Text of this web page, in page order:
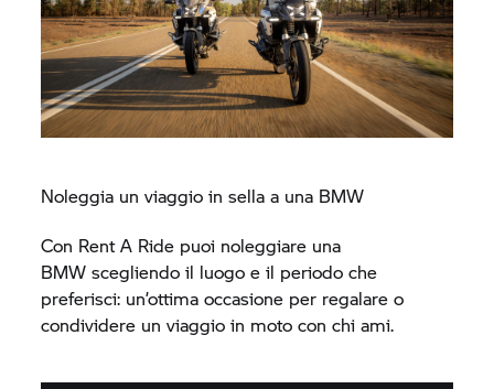
Noleggia un viaggio in sella a una BMW
Con Rent A Ride puoi noleggiare una
BMW scegliendo il luogo e il periodo che
preferisci: un’ottima occasione per regalare o
condividere un viaggio in moto con chi ami.